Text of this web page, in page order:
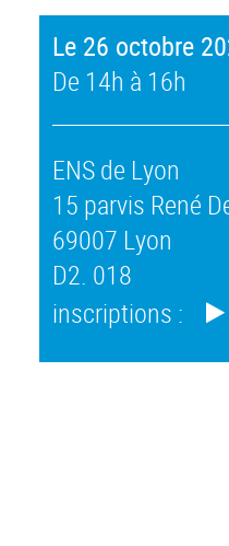
Le 26 octobre
De 14h à 16h
ENS de Lyon
15 parvis René
69007 Lyon
D2. 018
inscriptions :